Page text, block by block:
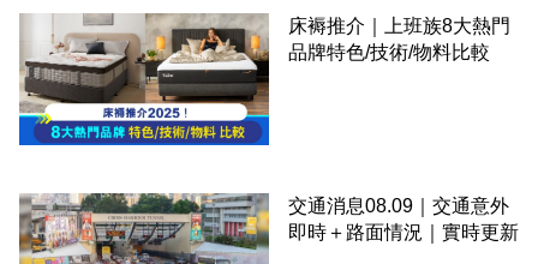
床褥推介｜上班族8大熱門
品牌特色/技術/物料比較
交通消息08.09｜交通意外
即時＋路面情況｜實時更新